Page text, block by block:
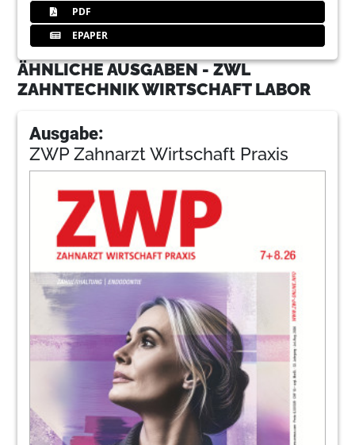
PDF
EPAPER
ÄHNLICHE AUSGABEN - ZWL
ZAHNTECHNIK WIRTSCHAFT LABOR
Ausgabe:
ZWP Zahnarzt Wirtschaft Praxis